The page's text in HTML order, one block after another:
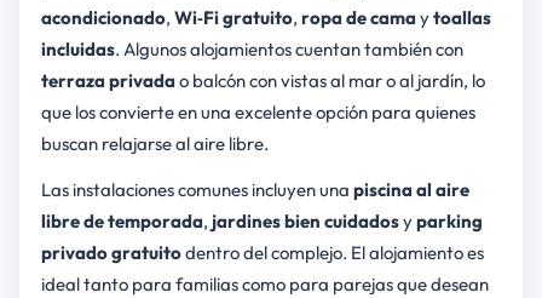
acondicionado, Wi‑Fi gratuito, ropa de camaytoallas
incluidas. Algunos alojamientos cuentan también con
terraza privadao balcón con vistas al mar o al jardín, lo
que los convierte en una excelente opción para quienes
buscan relajarse al aire libre.
Las instalaciones comunes incluyen una piscina al aire
libre de temporada, jardines bien cuidadosyparking
privado gratuitodentro del complejo. El alojamiento es
ideal tanto para familias como para parejas que desean